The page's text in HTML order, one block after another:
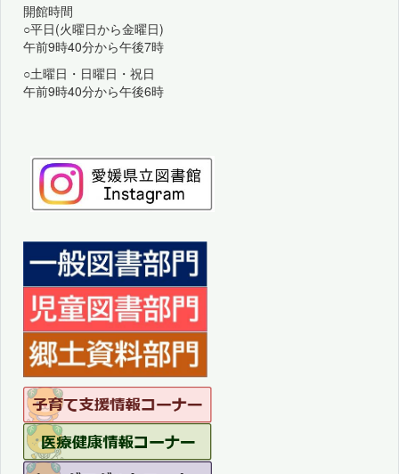
開館時間
○平日(火曜日から金曜日)
午前9時40分から午後7時
○土曜日・日曜日・祝日
午前9時40分から午後6時